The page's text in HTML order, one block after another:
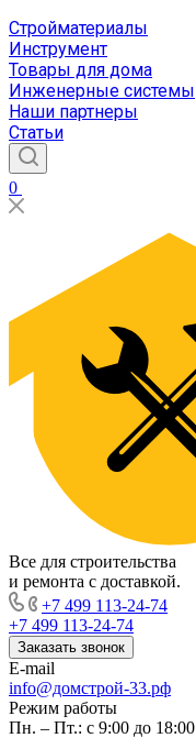
Стройматериалы
Инструмент
Товары для дома
Инженерные системы
Наши партнеры
Статьи
0
Все для строительства
и ремонта с доставкой.
+7 499 113-24-74
+7 499 113-24-74
Заказать звонок
E-mail
info@домстрой-33.рф
Режим работы
Пн. – Пт.: с 9:00 до 18:00